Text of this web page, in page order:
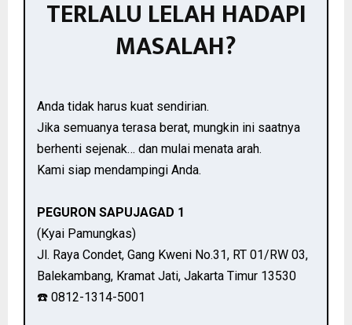
TERLALU LELAH HADAPI
MASALAH?
Anda tidak harus kuat sendirian.
Jika semuanya terasa berat, mungkin ini saatnya
berhenti sejenak… dan mulai menata arah.
Kami siap mendampingi Anda.
PEGURON SAPUJAGAD 1
(Kyai Pamungkas)
Jl. Raya Condet, Gang Kweni No.31, RT 01/RW 03,
Balekambang, Kramat Jati, Jakarta Timur 13530
☎️ 0812-1314-5001